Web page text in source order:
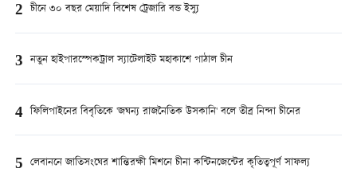
2 চীনে ৩০ বছর মেয়াদি বিশেষ ট্রেজারি বন্ড ইস্যু
3 নতুন হাইপারস্পেকট্রাল স্যাটেলাইট মহাকাশে পাঠাল চীন
4 ফিলিপাইনের বিবৃতিকে 'জঘন্য রাজনৈতিক উসকানি' বলে তীব্র নিন্দা চীনের
5 লেবাননে জাতিসংঘের শান্তিরক্ষী মিশনে চীনা কন্টিনজেন্টের কৃতিত্বপূর্ণ সাফল্য